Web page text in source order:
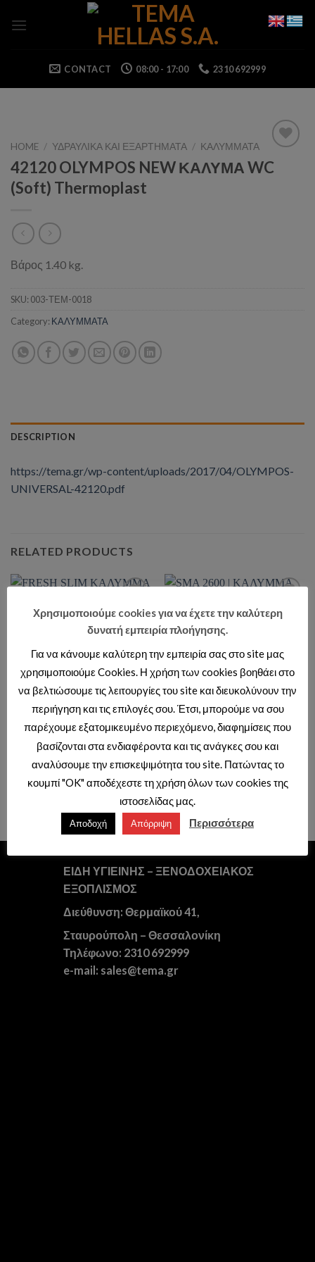
CONTACT 08:00 - 17:00 2310 692999
HOME / ΥΔΡΑΥΛΙΚΑ ΚΑΙ ΕΞΑΡΤΗΜΑΤΑ / ΚΑΛΥΜΜΑΤΑ
42120 OLYMPOS NEW ΚΑΛΥΜΑ WC
(Soft) Thermoplast
Βάρος 1.40 kg.
SKU: 003-ΤΕΜ-0018
Category: ΚΑΛΥΜΜΑΤΑ
DESCRIPTION
https://tema.gr/wp-content/uploads/2017/04/OLYMPOS-
UNIVERSAL-42120.pdf
RELATED PRODUCTS
ΚΑΛΥΜΜΑΤΑ
DUROPLAST SOFT CLOSING
ANTHRACITE MAT (FRE 2600A)
Τιμές διαθέσιμες μόνο με κωδικό
ΚΑΛΥΜΜΑΤΑ
DUROPLAST ΑΠΟΣΠΩΜΕΝΟ
SLIM SOFT CLOSING
Τιμές διαθέσιμες μόνο με κωδικό
ΕΙΔΗ ΥΓΙΕΙΝΗΣ – ΞΕΝΟΔΟΧΕΙΑΚΟΣ
ΕΞΟΠΛΙΣΜΟΣ
Διεύθυνση: Θερμαϊκού 41,
Σταυρούπολη – Θεσσαλονίκη
Τηλέφωνο: 2310 692999
e-mail: sales@tema.gr
Χρησιμοποιούμε cookies για να έχετε την καλύτερη
δυνατή εμπειρία πλοήγησης.
Για να κάνουμε καλύτερη την εμπειρία σας στο site μας
χρησιμοποιούμε Cookies. Η χρήση των cookies βοηθάει στο
να βελτιώσουμε τις λειτουργίες του site και διευκολύνουν την
περιήγηση και τις επιλογές σου. Έτσι, μπορούμε να σου
παρέχουμε εξατομικευμένο περιεχόμενο, διαφημίσεις που
βασίζονται στα ενδιαφέροντα και τις ανάγκες σου και
αναλύσουμε την επισκεψιμότητα του site. Πατώντας το
κουμπί "OK" αποδέχεστε τη χρήση όλων των cookies της
ιστοσελίδας μας.
Αποδοχή Απόρριψη Περισσότερα